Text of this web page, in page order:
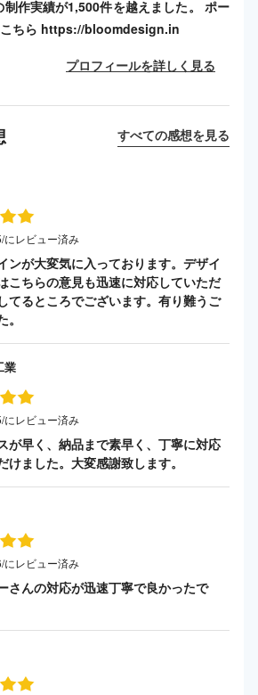
制作実績が1,500件を越えました。 ポー
こちら https://bloomdesign.in
プロフィールを詳しく見る
すべての感想を見る
にレビュー済み
ンが大変気に入っております。デザイ
こちらの意見も迅速に対応していただ
てるところでございます。有り難うご
業
にレビュー済み
が早く、納品まで素早く、丁寧に対応
けました。大変感謝致します。
にレビュー済み
さんの対応が迅速丁寧で良かったで